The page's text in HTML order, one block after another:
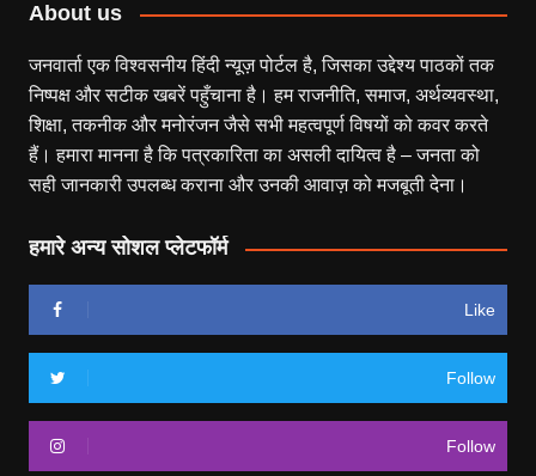
About us
जनवार्ता एक विश्वसनीय हिंदी न्यूज़ पोर्टल है, जिसका उद्देश्य पाठकों तक
निष्पक्ष और सटीक खबरें पहुँचाना है। हम राजनीति, समाज, अर्थव्यवस्था,
शिक्षा, तकनीक और मनोरंजन जैसे सभी महत्वपूर्ण विषयों को कवर करते
हैं। हमारा मानना है कि पत्रकारिता का असली दायित्व है – जनता को
सही जानकारी उपलब्ध कराना और उनकी आवाज़ को मजबूती देना।
हमारे अन्य सोशल प्लेटफॉर्म
Like
Follow
Follow